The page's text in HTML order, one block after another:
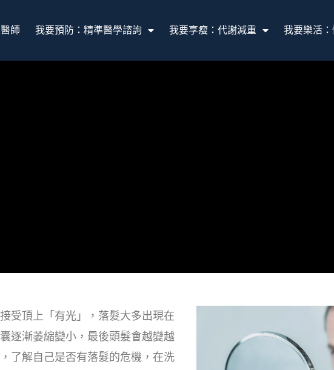
師 我要預防：精準醫學諮詢 我要享瘦：代謝減重 我要樂活
受頂上「有光」，落髮大多出現在
逐漸萎縮變小，最後頭髮會越變越
了解自己是否有落髮的危機，在洗